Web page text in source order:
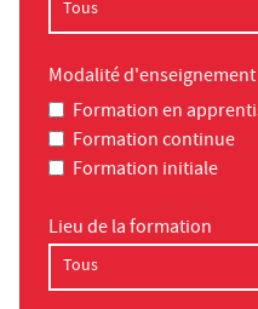
Modalité d'enseignement
Formation en
Formation continue
Formation initiale
Lieu de la formation